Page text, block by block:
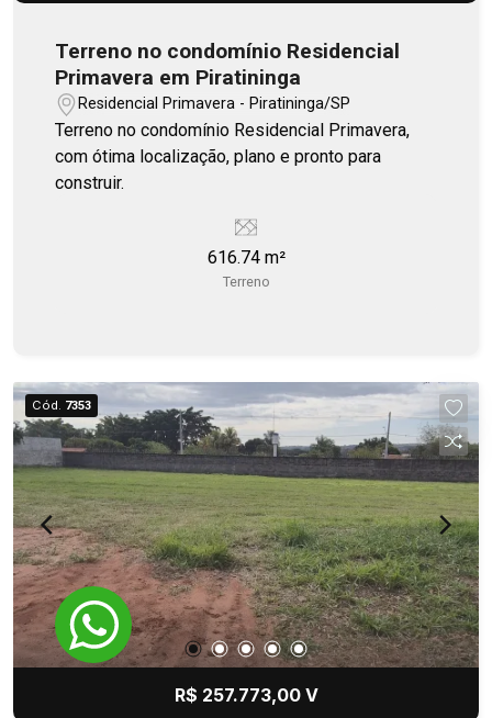
Terreno no condomínio Residencial
Primavera em Piratininga
Residencial Primavera - Piratininga/SP
Terreno no condomínio Residencial Primavera,
com ótima localização, plano e pronto para
construir.
616.74 m²
Terreno
Cód. 7353
R$ 257.773,00 V